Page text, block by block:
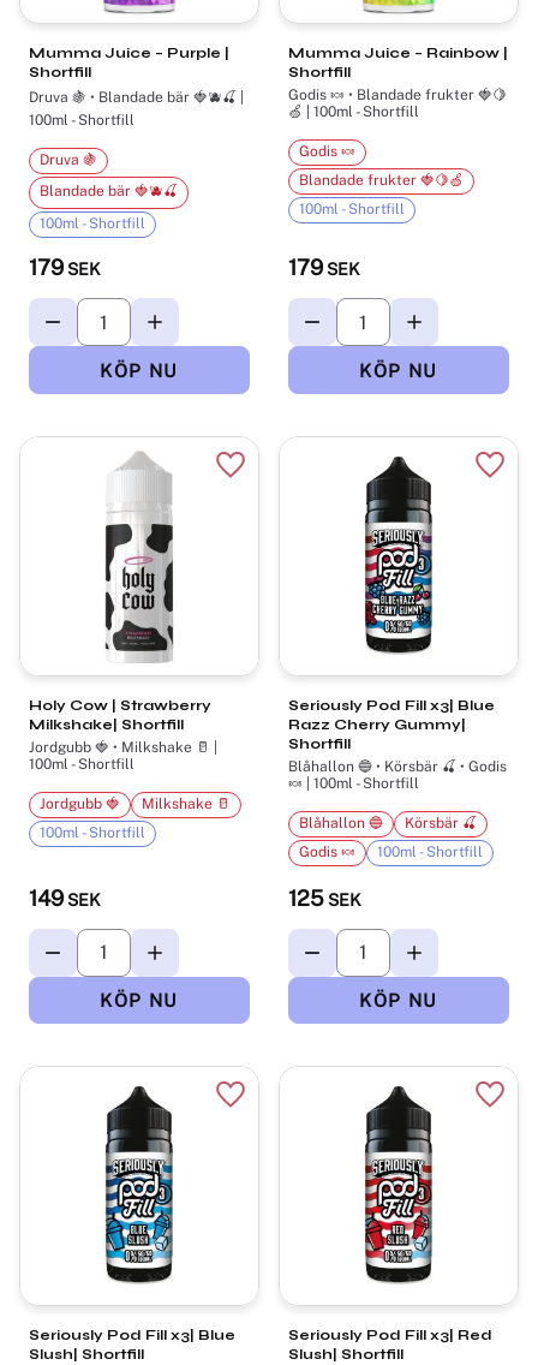
Mumma Juice – Purple |
Shortfill
Druva 🍇 • Blandade bär 🍓🫐🍒 |
100ml - Shortfill
179 SEK
Druva 🍇
Blandade bär 🍓🫐🍒
100ml - Shortfill
Mumma Juice – Rainbow |
Shortfill
Godis 🍬 • Blandade frukter 🍓🍋
🍏 | 100ml - Shortfill
179 SEK
Godis 🍬
Blandade frukter 🍓🍋🍏
100ml - Shortfill
Holy Cow | Strawberry
Milkshake| Shortfill
Jordgubb 🍓 • Milkshake 🥛 |
100ml - Shortfill
149 SEK
Jordgubb 🍓
Milkshake 🥛
100ml - Shortfill
Lägg till i favoriter
Seriously Pod Fill x3| Blue
Razz Cherry Gummy|
Shortfill
Blåhallon 🔵 • Körsbär 🍒 • Godis
🍬 | 100ml - Shortfill
125 SEK
Blåhallon 🔵
Körsbär 🍒
Godis 🍬
100ml - Shortfill
Seriously Pod Fill x3| Blue
Slush| Shortfill
Lägg till i favoriter
Seriously Pod Fill x3| Red
Slush| Shortfill